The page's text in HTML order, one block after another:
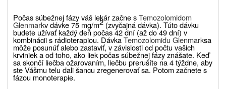
Počas súbežnej fázy váš lekár začne sTemozolomidom
Glenmarkv dávke 75 mg/m2 (zvyčajná dávka). Túto dávku
budete užívať každý deň počas 42 dní (až do 49 dní) v
kombinácii s rádioterapiou. DávkaTemozolomidu Glenmarksa
môže posunúť alebo zastaviť, v závislosti od počtu vašich
krviniek a od toho, ako liek počas súbežnej fázy znášate. Keď
sa skončí liečba ožarovaním, liečbu prerušíte na 4 týždne, aby
ste Vášmu telu dali šancu zregenerovať sa. Potom začnete s
fázou monoterapie.